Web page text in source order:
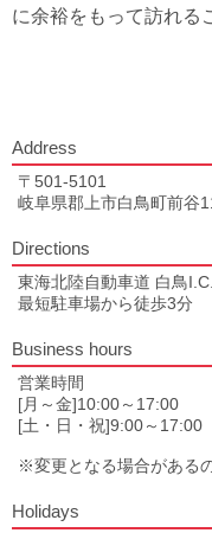
に余裕をもって訪れる
Address
〒501-5101
岐阜県郡上市白鳥町前谷
Directions
東海北陸自動車道 白鳥
最短駐車場から徒歩3分
Business hours
営業時間
[月～金]10:00～17:00
[土・日・祝]9:00～17:00
※変更となる場合がある
Holidays